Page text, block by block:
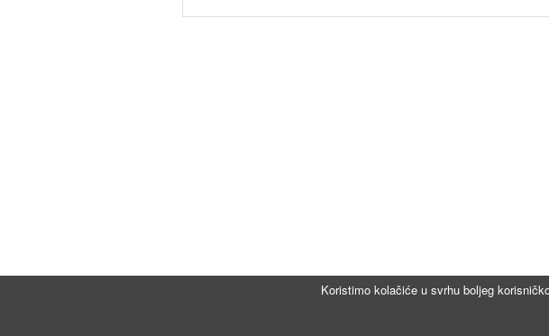
Koristimo kolačiće u svrhu boljeg